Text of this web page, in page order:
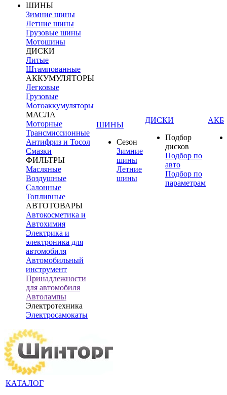
ШИНЫ
Зимние шины
Летние шины
Грузовые шины
Мотошины
ДИСКИ
Литые
Штампованные
АККУМУЛЯТОРЫ
Легковые
Грузовые
Мотоаккумуляторы
МАСЛА
Моторные
Трансмиссионные
Антифриз и Тосол
Смазки
ФИЛЬТРЫ
Масляные
Воздушные
Салонные
Топливные
АВТОТОВАРЫ
Автокосметика и
Автохимия
Электрика и
электроника для
автомобиля
Автомобильный
инструмент
Принадлежности
для автомобиля
Автолампы
Электротехника
Электросамокаты
ШИНЫ
Сезон
Зимние
шины
Летние
шины
ДИСКИ
Подбор
дисков
Подбор по
авто
Подбор по
параметрам
АКБ
КАТАЛОГ